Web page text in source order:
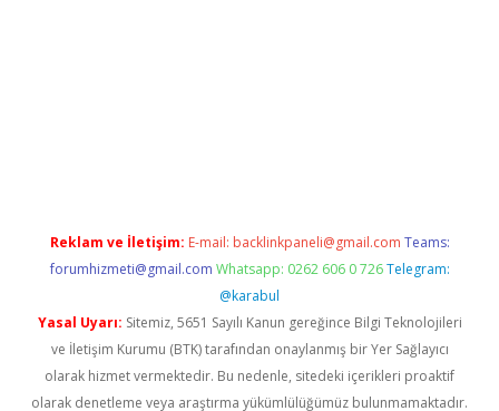
Reklam ve İletişim: E-mail: backlinkpaneli@gmail.com Teams:
forumhizmeti@gmail.com Whatsapp: 0262 606 0 726 Telegram:
@karabul
Yasal Uyarı: Sitemiz, 5651 Sayılı Kanun gereğince Bilgi Teknolojileri
ve İletişim Kurumu (BTK) tarafından onaylanmış bir Yer Sağlayıcı
olarak hizmet vermektedir. Bu nedenle, sitedeki içerikleri proaktif
olarak denetleme veya araştırma yükümlülüğümüz bulunmamaktadır.